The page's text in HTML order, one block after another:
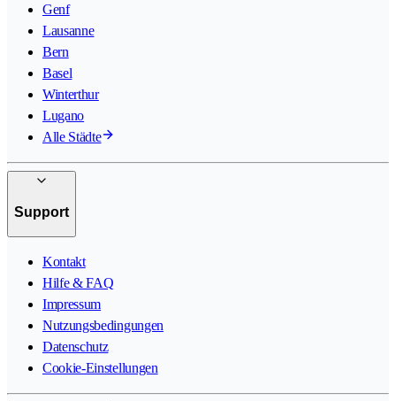
Genf
Lausanne
Bern
Basel
Winterthur
Lugano
Alle Städte
Support
Kontakt
Hilfe & FAQ
Impressum
Nutzungsbedingungen
Datenschutz
Cookie-Einstellungen